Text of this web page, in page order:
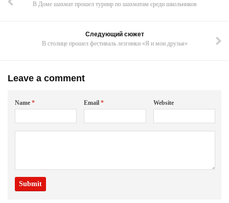
В Доме шахмат прошел турнир по шахматам среди школьников
Следующий сюжет
В столице прошел фестиваль лезгинки «Я и мои друзья»
Leave a comment
Name * Email* Website